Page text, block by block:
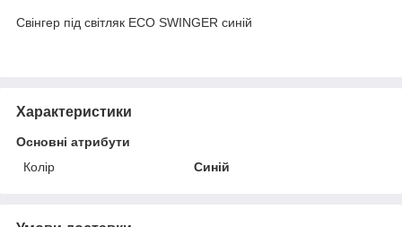
Свінгер під світляк ECO SWINGER синій
Характеристики
Основні атрибути
Колір
Синій